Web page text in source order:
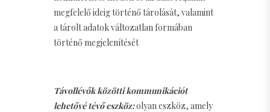
megfelelő ideig történő tárolását, valamint
a tárolt adatok változatlan formában
történő megjelenítését
Távollévők közötti kommunikációt
lehetővé tévő eszköz:olyan eszköz, amely